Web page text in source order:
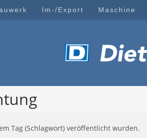
Im-/Export Maschine
Tag (Schlagwort) veröffentlicht wurden.